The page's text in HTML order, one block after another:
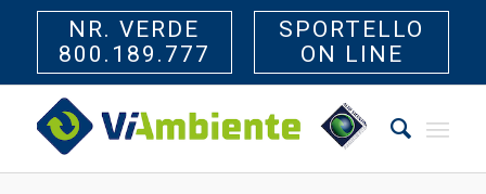
NR. VERDE
800.189.777
SPORTELLO
ON LINE